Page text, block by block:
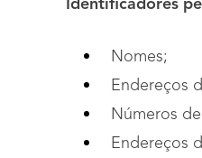
Identificadores
Nomes;
Endereços
Números
Endereços